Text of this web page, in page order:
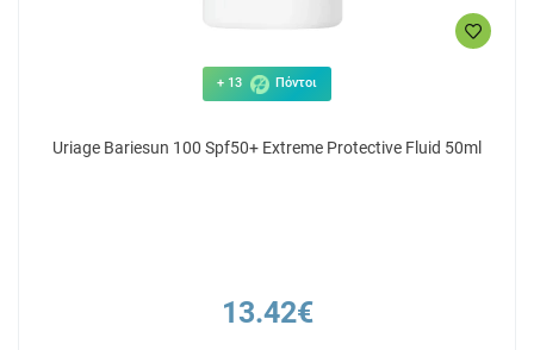
+ 13 Πόντοι
Uriage Bariesun 100 Spf50+ Extreme Protective Fluid 50ml
13.42€